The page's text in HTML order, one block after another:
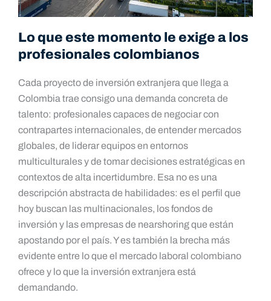
Lo que este momento le exige a los
profesionales colombianos
Cada proyecto de inversión extranjera que llega a
Colombia trae consigo una demanda concreta de
talento: profesionales capaces de negociar con
contrapartes internacionales, de entender mercados
globales, de liderar equipos en entornos
multiculturales y de tomar decisiones estratégicas en
contextos de alta incertidumbre. Esa no es una
descripción abstracta de habilidades: es el perfil que
hoy buscan las multinacionales, los fondos de
inversión y las empresas de nearshoring que están
apostando por el país. Y es también la brecha más
evidente entre lo que el mercado laboral colombiano
ofrece y lo que la inversión extranjera está
demandando.